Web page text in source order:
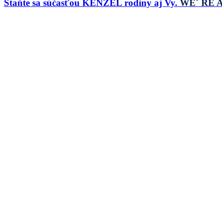
Staňte sa súčasťou KENZEL rodiny aj Vy. WE´ RE